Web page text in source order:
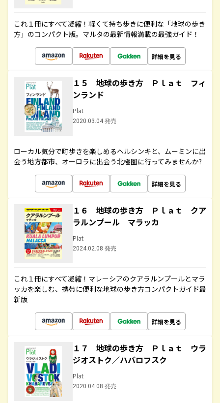
これ１冊にすべて凝縮！軽くて持ち歩きに便利な「地球の歩き
方」のコンパクト版。マルタの最新情報満載の最強ガイド！
詳細を見る
１５ 地球の歩き方 Ｐｌａｔ フィ
ンランド
Plat
2020.03.04 発売
ローカル気分で町歩きを楽しめるヘルシンキと、ムーミンに出
会う地方都市、オーロラに出会う北極圏に行ってみませんか?
詳細を見る
１６ 地球の歩き方 Ｐｌａｔ クア
ラルンプール マラッカ
Plat
2024.02.08 発売
これ１冊にすべて凝縮！マレーシアのクアラルンプールとマラ
ッカを楽しむ、携帯に便利な地球の歩き方コンパクトガイド最
新版
詳細を見る
１７ 地球の歩き方 Ｐｌａｔ ウラ
ジオストク／ハバロフスク
Plat
2020.04.08 発売